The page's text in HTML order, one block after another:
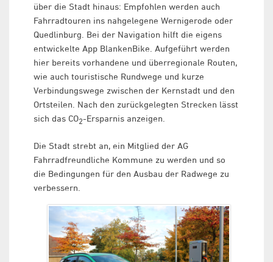
über die Stadt hinaus: Empfohlen werden auch
Fahrradtouren ins nahgelegene Wernigerode oder
Quedlinburg. Bei der Navigation hilft die eigens
entwickelte App BlankenBike. Aufgeführt werden
hier bereits vorhandene und überregionale Routen,
wie auch touristische Rundwege und kurze
Verbindungswege zwischen der Kernstadt und den
Ortsteilen. Nach den zurückgelegten Strecken lässt
sich das CO2-Ersparnis anzeigen.
Die Stadt strebt an, ein Mitglied der AG
Fahrradfreundliche Kommune zu werden und so
die Bedingungen für den Ausbau der Radwege zu
verbessern.